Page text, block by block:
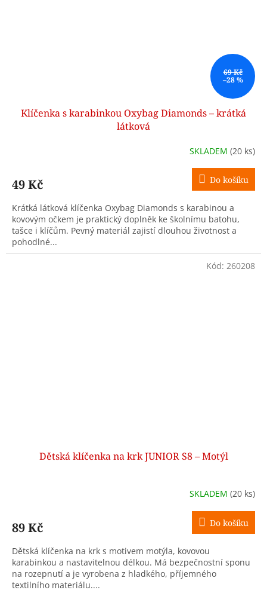
69 Kč
–28 %
Klíčenka s karabinkou Oxybag Diamonds – krátká
látková
SKLADEM (20 ks)
49 Kč Do košíku
Krátká látková klíčenka Oxybag Diamonds s karabinou a
kovovým očkem je praktický doplněk ke školnímu batohu,
tašce i klíčům. Pevný materiál zajistí dlouhou životnost a
pohodlné...
Dětská klíčenka na krk JUNIOR S8 – Motýl
SKLADEM (20 ks)
89 Kč Do košíku
Dětská klíčenka na krk s motivem motýla, kovovou
karabinkou a nastavitelnou délkou. Má bezpečnostní sponu
na rozepnutí a je vyrobena z hladkého, příjemného
textilního materiálu....
Kód: 260208